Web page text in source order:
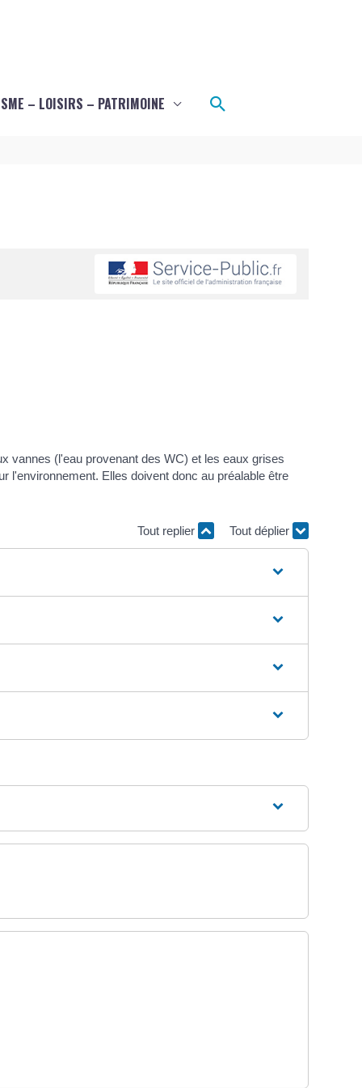
– LOISIRS – PATRIMOINE Rechercher
vannes (l'eau provenant des WC) et les eaux grises
l'environnement. Elles doivent donc au préalable être
Tout replier Tout déplier